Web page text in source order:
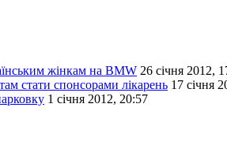
жінкам на BMW 26 січня 2012,
стати спонсорами лікарень 17 січня
1 січня 2012, 20:57